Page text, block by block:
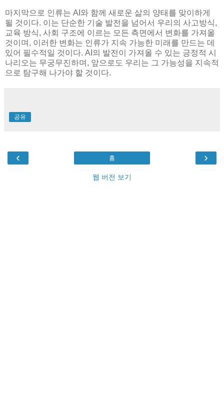
마지막으로 인류는 AI와 함께 새로운 삶의 양태를 맞이하게
될 것이다. 이는 단순한 기술 발전을 넘어서 우리의 사고방식,
교육 방식, 사회 구조에 이르는 모든 측면에서 변화를 가져올
것이며, 이러한 변화는 인류가 지속 가능한 미래를 만드는 데
있어 필수적일 것이다. AI의 발전이 가져올 수 있는 긍정적 시
나리오는 무궁무진하며, 앞으로도 우리는 그 가능성을 지속적
으로 탐구해 나가야 할 것이다.
공유
‹ ›
홈
웹 버전 보기